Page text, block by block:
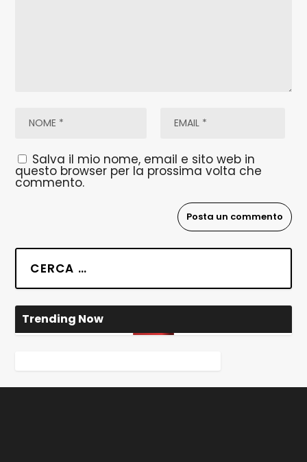
Salva il mio nome, email e sito web in
questo browser per la prossima volta che
commento.
Trending Now